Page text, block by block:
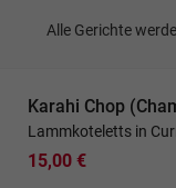
Alle Gerichte
Karahi Chop
Lammkoteletts in
15,00 €